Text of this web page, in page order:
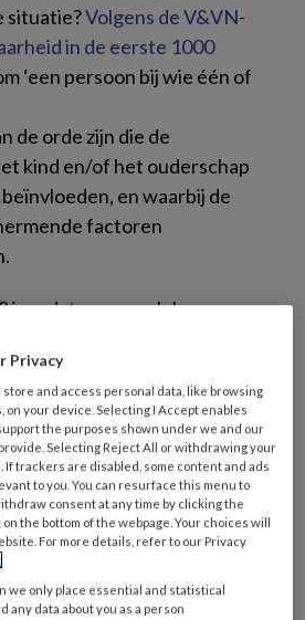
situatie?Volgens de V&VN-
in de eerste 1000
‘een persoon bij wie één of
de orde zijn die de
kind en/of het ouderschap
en waarbij de
factoren
jaar dat per ongeluk
vrouw wiens
ver weg wonen en die
van lichamelijke en
en geen enkele emotie
de fles geeft. Een
in haar jeugd zelf
haar ouders, daarvoor
zich nu geen raad meer weet
dochtertje. Allemaal
Privacy
and access personal data, like browsing
your device. Selecting I Accept enables
the purposes shown under we and our
Selecting Reject All or withdrawing your
If trackers are disabled, some content and ads
to you. You can resurface this menu to
consent at any time by clicking the
the bottom of the webpage. Your choices will
For more details, refer to our Privacy
we only place essential and statistical
any data about you as a person